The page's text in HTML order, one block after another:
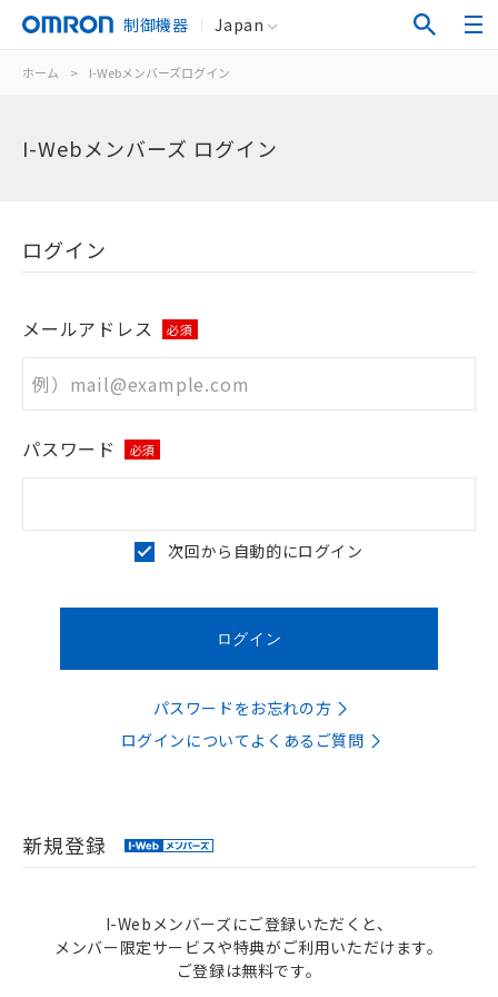
制御機器 Japan
ホーム > I-Webメンバーズログイン
I-Webメンバーズ ログイン
ログイン
メールアドレス 必須
パスワード 必須
次回から自動的にログイン
パスワードをお忘れの方
ログインについてよくあるご質問
新規登録
I-Webメンバーズにご登録いただくと、
メンバー限定サービスや特典がご利用いただけます。
ご登録は無料です。